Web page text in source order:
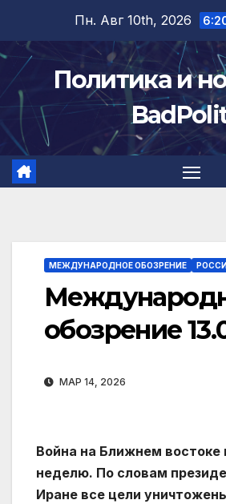
содержимому
Пн. Авг 10th, 2026
Политика и
МЕЖДУНАРОДНОЕ ОБОЗРЕНИЕ
обозрение
МАР 14, 2026
Война на Ближнем
неделю. По словам
Иране все цели